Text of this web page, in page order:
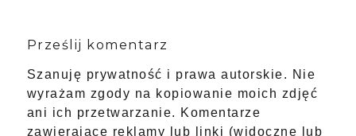
Prześlij komentarz
Szanuję prywatność i prawa autorskie. Nie
wyrażam zgody na kopiowanie moich zdjęć
ani ich przetwarzanie. Komentarze
zawierające reklamy lub linki (widoczne lub